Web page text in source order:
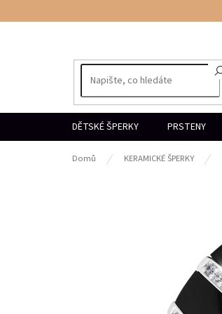
na
DĚTSKÉ ŠPERKY PRSTENY
Domů KERAMICKÉ ŠPERKY